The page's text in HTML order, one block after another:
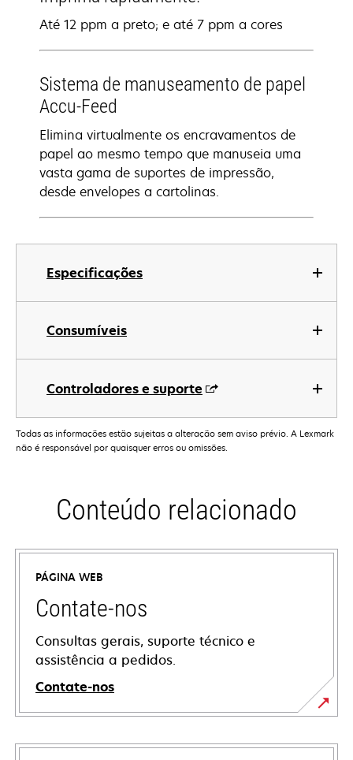
Especificações
Consumíveis
Controladores e suporte
Até 12 ppm a preto; e até 7 ppm a cores
Sistema de manuseamento de papel
Accu-Feed
Elimina virtualmente os encravamentos de
papel ao mesmo tempo que manuseia uma
vasta gama de suportes de impressão,
desde envelopes a cartolinas.
Todas as informações estão sujeitas a alteração sem aviso prévio. A Lexmark
não é responsável por quaisquer erros ou omissões.
Conteúdo relacionado
PÁGINA WEB
Contate-nos
Consultas gerais, suporte técnico e
assistência a pedidos.
Contate-nos